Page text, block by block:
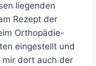
liegenden
Rezept der
Orthopädie-
eingestellt und
dort auch der